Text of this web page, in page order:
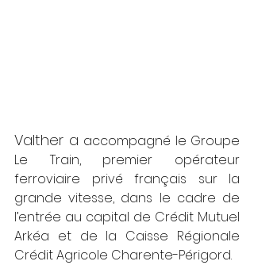
Valther a accompagné le Groupe
Le Train, premier opérateur
ferroviaire privé français sur la
grande vitesse, dans le cadre de
l’entrée au capital de Crédit Mutuel
Arkéa et de la Caisse Régionale
Crédit Agricole Charente-Périgord.